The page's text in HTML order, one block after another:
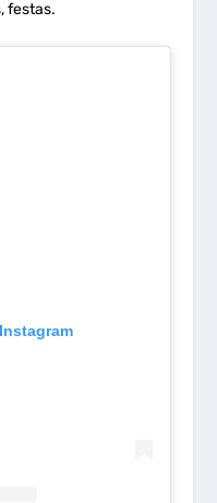
festas.